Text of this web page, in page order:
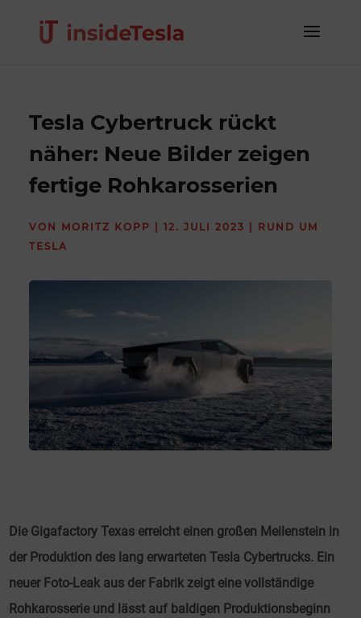
Tesla Cybertruck rückt
näher: Neue Bilder zeigen
fertige Rohkarosserien
VON MORITZ KOPP |12. JULI 2023
RUND UM
TESLA
Die Gigafactory Texas erreicht einen großen Meilenstein in
der Produktion des lang erwarteten Tesla Cybertrucks. Ein
neuer Foto-Leak aus der Fabrik zeigt eine vollständige
Rohkarosserie und lässt auf baldigen Produktionsbeginn